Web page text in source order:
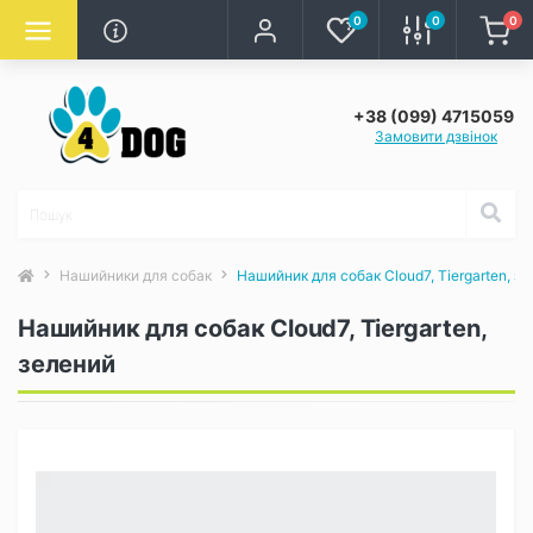
0 0 0
+38 (099) 4715059
Замовити дзвінок
Нашийники для собак Нашийник для собак Cloud7, Tiergarten,
Нашийник для собак Cloud7, Tiergarten,
зелений